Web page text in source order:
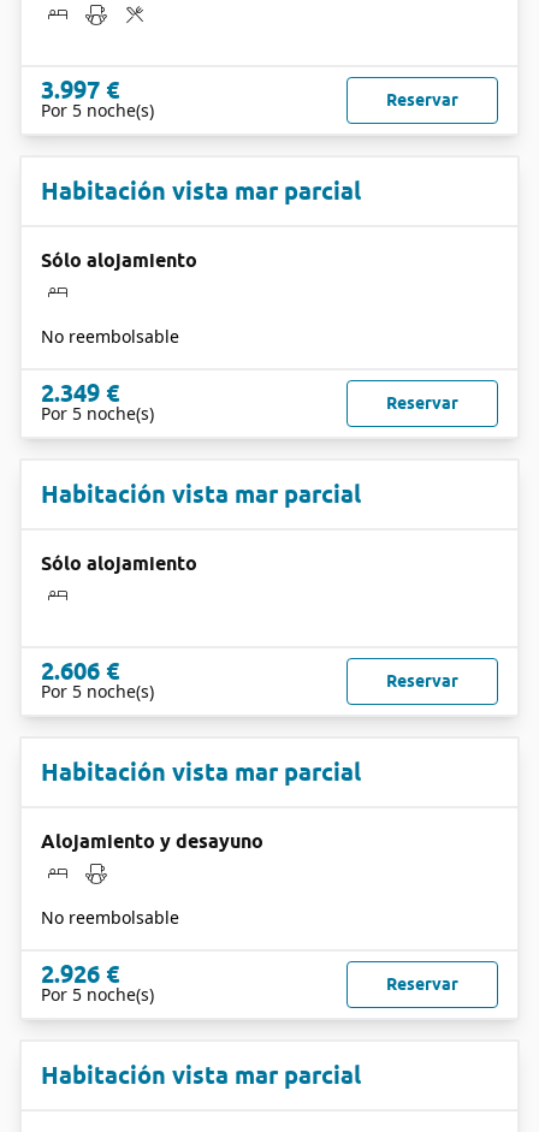
3.997 €
Por 5 noche(s) Reservar
Habitación vista mar parcial
Sólo alojamiento
No reembolsable
2.349 €
Por 5 noche(s) Reservar
Habitación vista mar parcial
Sólo alojamiento
2.606 €
Por 5 noche(s) Reservar
Habitación vista mar parcial
Alojamiento y desayuno
No reembolsable
2.926 €
Por 5 noche(s) Reservar
Habitación vista mar parcial